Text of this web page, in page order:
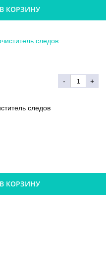
КОРЗИНУ
- +
следов
КОРЗИНУ